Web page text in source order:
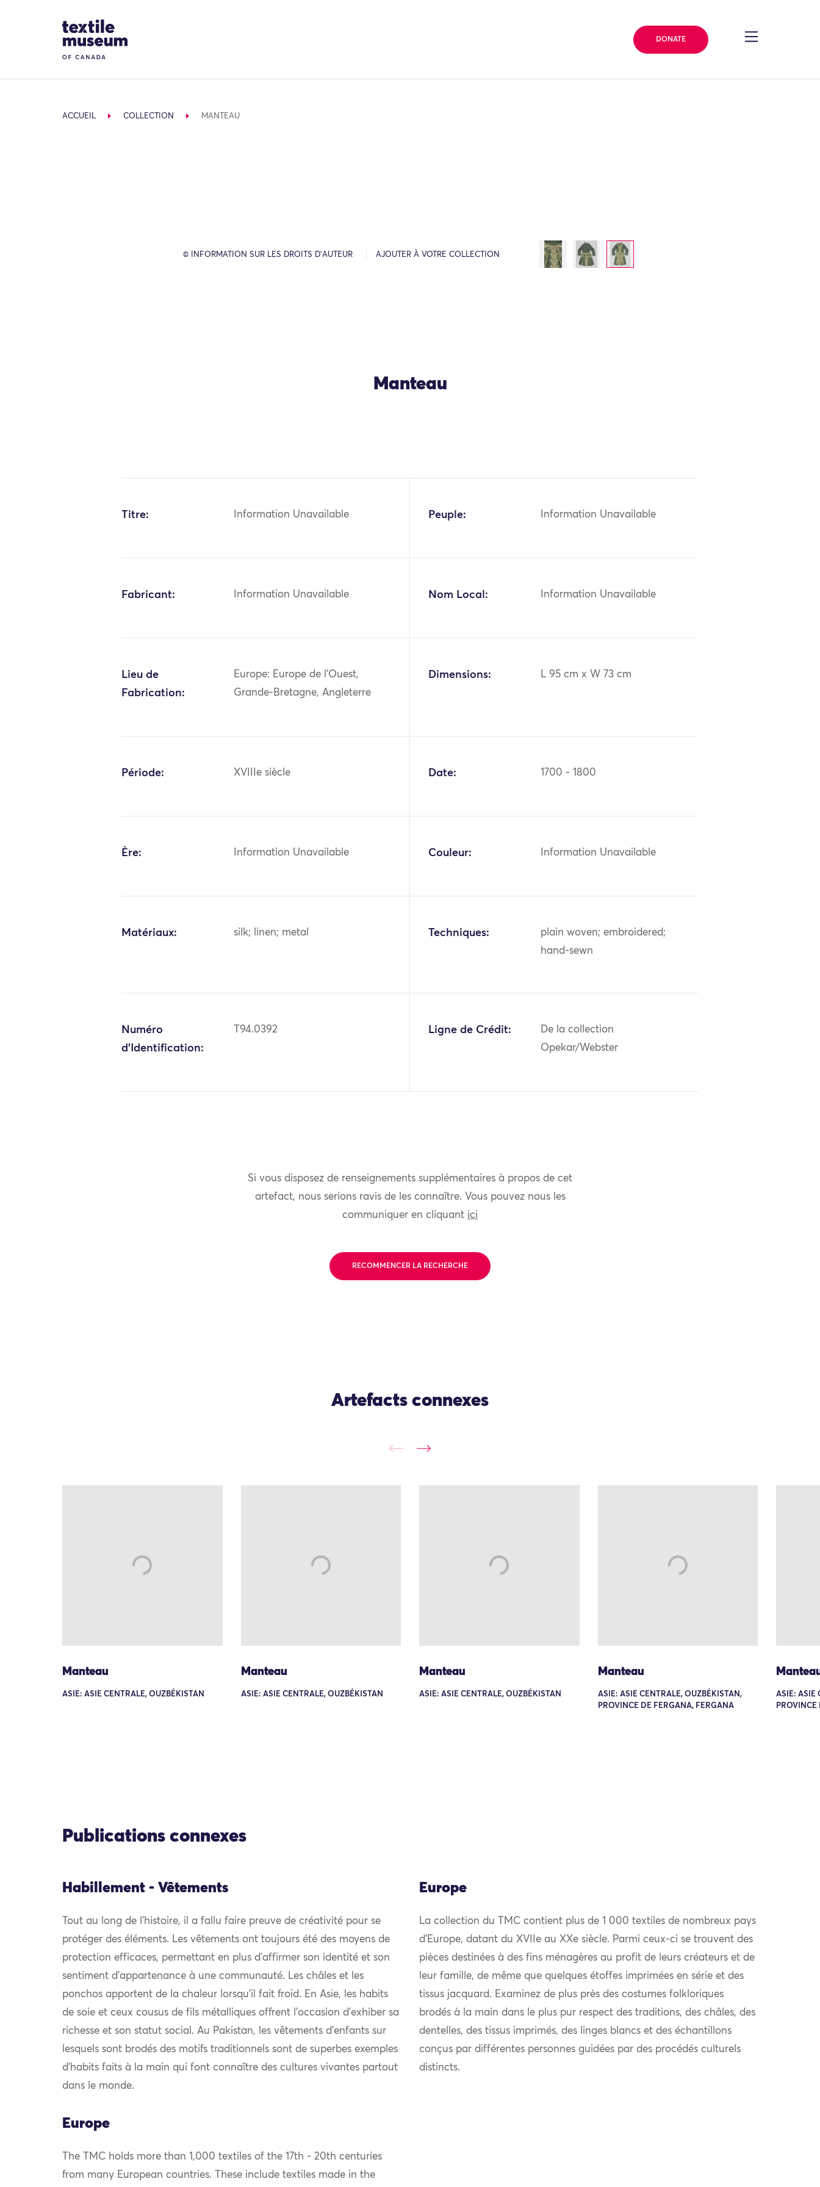
Site Logo
DONATE
ACCUEIL COLLECTION MANTEAU
© INFORMATION SUR LES DROITS D’AUTEUR AJOUTER À VOTRE COLLECTION
Manteau
Titre: Information Unavailable Peuple: Information Unavailable
Fabricant: Information Unavailable Nom Local: Information Unavailable
Lieu de
Fabrication:
Europe: Europe de l'Ouest,
Grande-Bretagne, Angleterre
Dimensions: L 95 cm x W 73 cm
Période: XVIIIe siècle Date: 1700 - 1800
Ère: Information Unavailable Couleur: Information Unavailable
Matériaux: silk; linen; metal Techniques:
plain woven; embroidered;
hand-sewn
Numéro
d'Identification:
T94.0392 Ligne de Crédit:
De la collection
Opekar/Webster
Si vous disposez de renseignements supplémentaires à propos de cet
artefact, nous serions ravis de les connaître. Vous pouvez nous les
communiquer en cliquant ici
RECOMMENCER LA RECHERCHE
Artefacts connexes
Manteau
ASIE: ASIE CENTRALE, OUZBÉKISTAN
Manteau
ASIE: ASIE CENTRALE, OUZBÉKISTAN
Manteau
ASIE: ASIE CENTRALE, OUZBÉKISTAN
Manteau
ASIE: ASIE CENTRALE, OUZBÉKISTAN,
PROVINCE DE FERGANA, FERGANA
ASIE: ASIE
PROVINCE
Publications connexes
Habillement - Vêtements
Tout au long de l’histoire, il a fallu faire preuve de créativité pour se
protéger des éléments. Les vêtements ont toujours été des moyens de
protection efficaces, permettant en plus d’affirmer son identité et son
sentiment d’appartenance à une communauté. Les châles et les
ponchos apportent de la chaleur lorsqu’il fait froid. En Asie, les habits
de soie et ceux cousus de fils métalliques offrent l’occasion d’exhiber sa
richesse et son statut social. Au Pakistan, les vêtements d’enfants sur
lesquels sont brodés des motifs traditionnels sont de superbes exemples
d’habits faits à la main qui font connaître des cultures vivantes partout
dans le monde.
Europe
La collection du TMC contient plus de 1 000 textiles de nombreux pays
d’Europe, datant du XVIIe au XXe siècle. Parmi ceux-ci se trouvent des
pièces destinées à des fins ménagères au profit de leurs créateurs et de
leur famille, de même que quelques étoffes imprimées en série et des
tissus jacquard. Examinez de plus près des costumes folkloriques
brodés à la main dans le plus pur respect des traditions, des châles, des
dentelles, des tissus imprimés, des linges blancs et des échantillons
conçus par différentes personnes guidées par des procédés culturels
distincts.
Europe
The TMC holds more than 1,000 textiles of the 17th - 20th centuries
from many European countries. These include textiles made in the